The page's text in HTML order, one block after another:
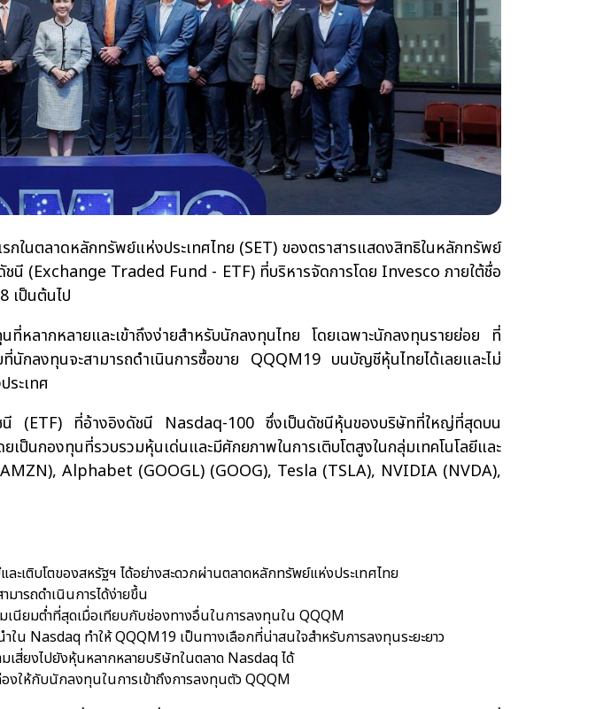
ในตลาดหลักทรัพย์แห่งประเทศไทย (SET) ของตราสารแสดงสิทธิในหลักทรัพย์
(Exchange Traded Fund - ETF) ที่บริหารจัดการโดย Invesco ภายใต้ชื่อ
เป็นต้นไป
ลากหลายและเข้าถึงง่ายสำหรับนักลงทุนไทย โดยเฉพาะนักลงทุนรายย่อย ที่
นักลงทุนจะสามารถดำเนินการซื้อขาย QQQM19 บนบัญชีหุ้นไทยได้เลยและไม่
ระเทศ
ที่อ้างอิงดัชนี Nasdaq-100 ซึ่งเป็นดัชนีหุ้นของบริษัทที่ใหญ่ที่สุดบน
กองทุนที่รวบรวมหุ้นเด่นและมีศักยภาพในการเติบโตสูงในกลุ่มเทคโนโลยีและ
Alphabet (GOOGL) (GOOG), Tesla (TSLA), NVIDIA (NVDA),
เติบโตของสหรัฐฯ ได้อย่างสะดวกผ่านตลาดหลักทรัพย์แห่งประเทศไทย
ารถดำเนินการได้ง่ายขึ้น
เนียมต่ำที่สุดเมื่อเทียบกับช่องทางอื่นในการลงทุนใน QQQM
น Nasdaq ทำให้ QQQM19 เป็นทางเลือกที่น่าสนใจสำหรับการลงทุนระยะยาว
เสี่ยงไปยังหุ้นหลากหลายบริษัทในตลาด Nasdaq ได้
งให้กับนักลงทุนในการเข้าถึงการลงทุนตัว QQQM